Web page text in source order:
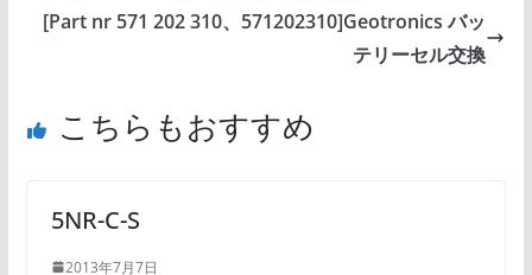
[Part nr 571 202 310、571202310]Geotronics バッ
テリーセル交換
こちらもおすすめ
5NR-C-S
2013年7月7日